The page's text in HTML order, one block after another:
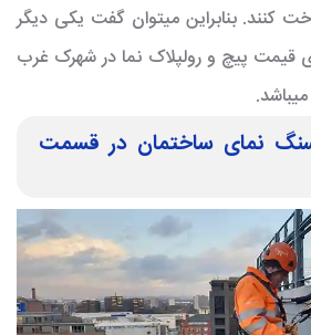
کنند. بنابراین میتوان گفت یکی دیگر
قیمت پیچ و رولپلاک نما در شهرک غرب
نمای ساختمان در قسمت